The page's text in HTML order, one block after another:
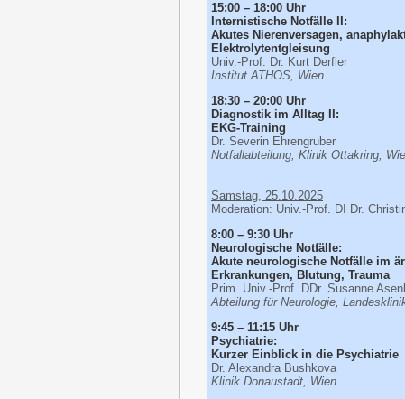
15:00 – 18:00 Uhr
Internistische Notfälle II:
Akutes Nierenversagen,
Elektrolytentgleisung
Univ.-Prof. Dr. Kurt Derfler
Institut ATHOS, Wien
18:30 – 20:00 Uhr
Diagnostik im Alltag II:
EKG-Training
Dr. Severin Ehrengruber
Notfallabteilung, Klinik Ottakring,
Samstag, 25.10.2025
Moderation: Univ.-Prof. DI Dr.
8:00 – 9:30 Uhr
Neurologische Notfälle:
Akute neurologische Notfälle im
Erkrankungen, Blutung, Trauma
Prim. Univ.-Prof. DDr. Susanne
Abteilung für Neurologie,
9:45 – 11:15 Uhr
Psychiatrie:
Kurzer Einblick in die Psychiatrie
Dr. Alexandra Bushkova
Klinik Donaustadt, Wien